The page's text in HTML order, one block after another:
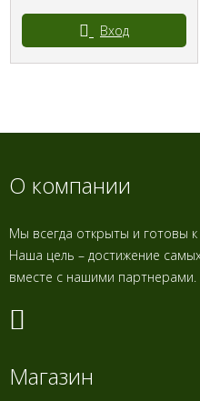
Вход
О компании
Мы всегда открыты и готовы к
Наша цель – достижение
вместе с нашими партнерами.
Магазин